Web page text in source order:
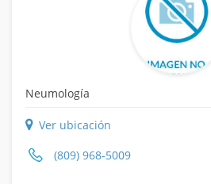
Neumología
Ver ubicación
(809) 968-5009